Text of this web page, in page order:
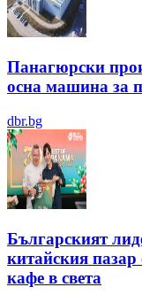
Панагюрски
осна машина за
dbr.bg
Българският
китайския пазар
кафе в света